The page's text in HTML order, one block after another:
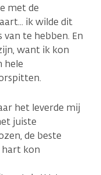
met de
ik wilde dit
te hebben. En
want ik kon
hele
het leverde mij
juiste
de beste
hart kon